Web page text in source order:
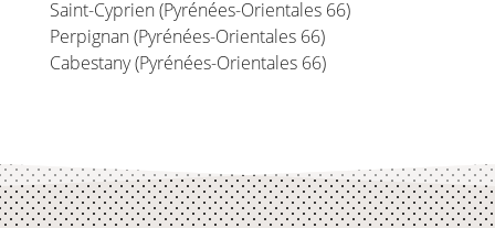
Saint-Cyprien (Pyrénées-Orientales 66)
Perpignan (Pyrénées-Orientales 66)
Cabestany (Pyrénées-Orientales 66)